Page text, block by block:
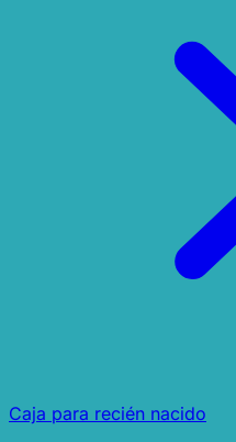
Caja para recién nacido